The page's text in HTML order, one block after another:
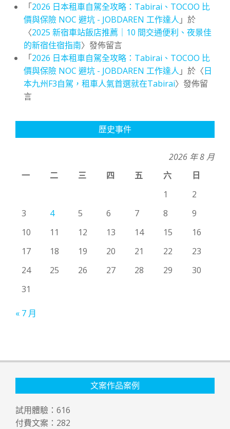
「2026 日本租車自駕全攻略：Tabirai、TOCOO 比
價與保險 NOC 避坑 - JOBDAREN 工作達人 」於
〈2025 新宿車站飯店推薦｜10 間交通便利、夜景佳
的新宿住宿指南〉發佈留言
「2026 日本租車自駕全攻略：Tabirai、TOCOO 比
價與保險 NOC 避坑 - JOBDAREN 工作達人 」於〈日
本九州F3自駕，租車人氣首選就在Tabirai〉發佈留
言
歷史事件
2026 年 8 月
一
二 三 四 五 六
日
1
2
3
4 5 6 7 8
9
10
11 12 13 14 15
16
17
18 19 20 21 22
23
24
25 26 27 28 29
30
31
« 7 月
文案作品案例
試用體驗： 616
付費文案： 282